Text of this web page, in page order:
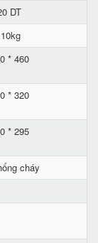
DT
* 460
* 320
* 295
cháy